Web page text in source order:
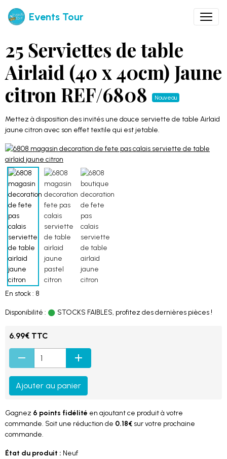
Events Tour
25 Serviettes de table
Airlaid (40 x 40cm) Jaune
citron REF/6808
Nouveau
Mettez à disposition des invités une douce serviette de table Airlaid
jaune citron avec son effet textile qui est jetable.
En stock : 8
Disponibilité : STOCKS FAIBLES, profitez des dernières pièces !
6.99€ TTC
Ajouter au panier
Gagnez 6 points fidélité en ajoutant ce produit à votre
commande. Soit une réduction de 0.18€ sur votre prochaine
commande.
État du produit : Neuf